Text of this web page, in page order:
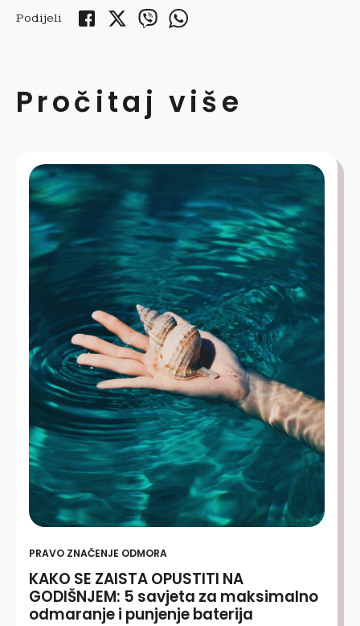
Podijeli
Pročitaj više
PRAVO ZNAČENJE ODMORA
KAKO SE ZAISTA OPUSTITI NA
GODIŠNJEM: 5 savjeta za maksimalno
odmaranje i punjenje baterija